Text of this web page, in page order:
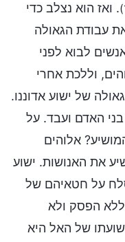
. ואז הוא נצלב כדי
עבודת הגאולה
לבוא לפני
וללכת אחרי
של ישוע אדוננו.
בני האדם ועבד. על
אלוהים
את האנושות. ישוע
על חטאיהם של
ללא הפסק ולא
של האל היא